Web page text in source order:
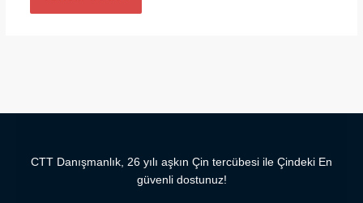
CTT Danışmanlık, 26 yılı aşkın Çin tercübesi ile Çindeki En
güvenli dostunuz!